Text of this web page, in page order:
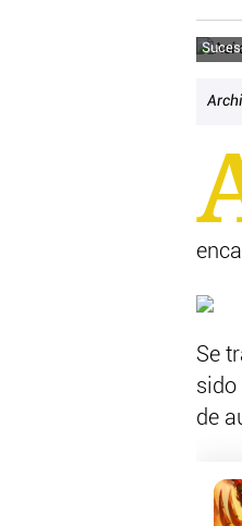
Se
sido
de